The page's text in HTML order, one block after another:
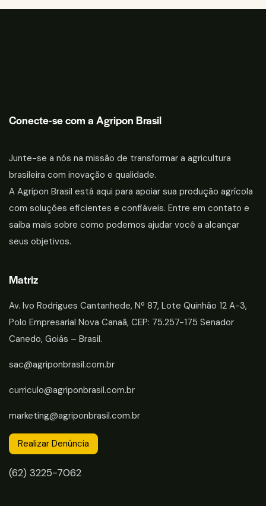
Conecte-se com a Agripon Brasil
Junte-se a nós na missão de transformar a agricultura
brasileira com inovação e qualidade.
A Agripon Brasil está aqui para apoiar sua produção agrícola
com soluções eficientes e confiáveis. Entre em contato e
saiba mais sobre como podemos ajudar você a alcançar
seus objetivos.
Matriz
Av. Ivo Rodrigues Cantanhede, Nº 87, Lote Quinhão 12 A-3,
Polo Empresarial Nova Canaã, CEP: 75.257-175 Senador
Canedo, Goiás – Brasil.
sac@agriponbrasil.com.br
curriculo@agriponbrasil.com.br
marketing@agriponbrasil.com.br
Realizar Denúncia
(62) 3225-7062